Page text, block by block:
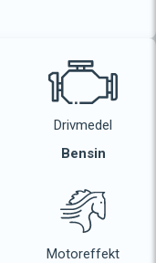
Drivmedel
Bensin
Motoreffekt